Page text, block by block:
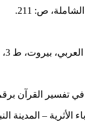
ص: 211.
ط 3، 1968م، (1/56).
المدينة النبوية، ط1،